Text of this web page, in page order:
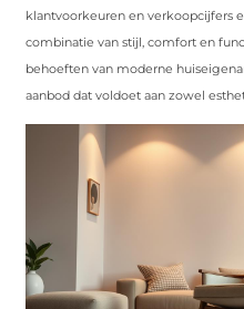
klantvoorkeuren en verkoopcijfers
combinatie van stijl, comfort en
behoeften van moderne
aanbod dat voldoet aan zowel